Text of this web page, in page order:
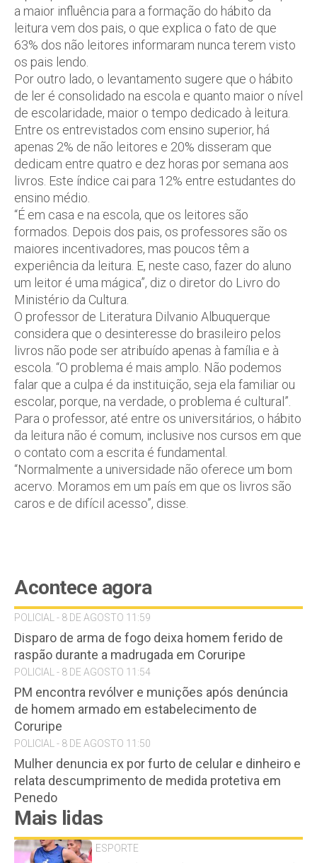
a maior influência para a formação do hábito da
leitura vem dos pais, o que explica o fato de que
63% dos não leitores informaram nunca terem visto
os pais lendo.
Por outro lado, o levantamento sugere que o hábito
de ler é consolidado na escola e quanto maior o nível
de escolaridade, maior o tempo dedicado à leitura.
Entre os entrevistados com ensino superior, há
apenas 2% de não leitores e 20% disseram que
dedicam entre quatro e dez horas por semana aos
livros. Este índice cai para 12% entre estudantes do
ensino médio.
“É em casa e na escola, que os leitores são
formados. Depois dos pais, os professores são os
maiores incentivadores, mas poucos têm a
experiência da leitura. E, neste caso, fazer do aluno
um leitor é uma mágica”, diz o diretor do Livro do
Ministério da Cultura.
O professor de Literatura Dilvanio Albuquerque
considera que o desinteresse do brasileiro pelos
livros não pode ser atribuído apenas à família e à
escola. “O problema é mais amplo. Não podemos
falar que a culpa é da instituição, seja ela familiar ou
escolar, porque, na verdade, o problema é cultural”.
Para o professor, até entre os universitários, o hábito
da leitura não é comum, inclusive nos cursos em que
o contato com a escrita é fundamental.
“Normalmente a universidade não oferece um bom
acervo. Moramos em um país em que os livros são
caros e de difícil acesso”, disse.
Acontece agora
POLICIAL - 8 DE AGOSTO 11:59
Disparo de arma de fogo deixa homem ferido de
raspão durante a madrugada em Coruripe
POLICIAL - 8 DE AGOSTO 11:54
PM encontra revólver e munições após denúncia
de homem armado em estabelecimento de
Coruripe
POLICIAL - 8 DE AGOSTO 11:50
Mulher denuncia ex por furto de celular e dinheiro e
relata descumprimento de medida protetiva em
Penedo
Mais lidas
ESPORTE